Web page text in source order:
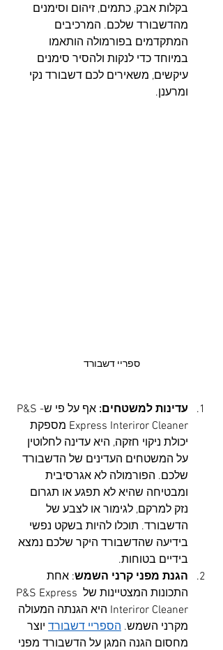
בקלות אבק, כתמים, זיהום וסימנים
מהדשבורד שלכם. המרכיבים
המתקדמים בפורמולה הותאמו
במיוחד כדי לנקות ולהסיר סימנים
עיקשים, משאירים לכם דשבורד נקי
ומרענן.
ספריי דשבורד
עדינות למשטחים:
אף על פי ש-P&S
Express Interiror Cleaner מספקת
יכולת ניקוי חזקה, היא עדינה לחלוטין
על המשטחים העדינים של הדשבורד
שלכם. הפורמולה לא אגרסיבית
ומבטיחה שהיא לא תפגע או תגרום
נזק למרקם, לגימור או לצבע של
הדשבורד. תוכלו להיות בשקט נפשי
בידיעה שהדשבורד היקר שלכם נמצא
בידיים בטוחות.
הגנת מפני קרני השמש: אחת
התכונות המצטיינות של P&S Express
Interiror Cleaner היא הגנתה המעולה
מקרני השמש. הספריי דשבורד יוצר
מחסום הגנה המגן על הדשבורד מפני